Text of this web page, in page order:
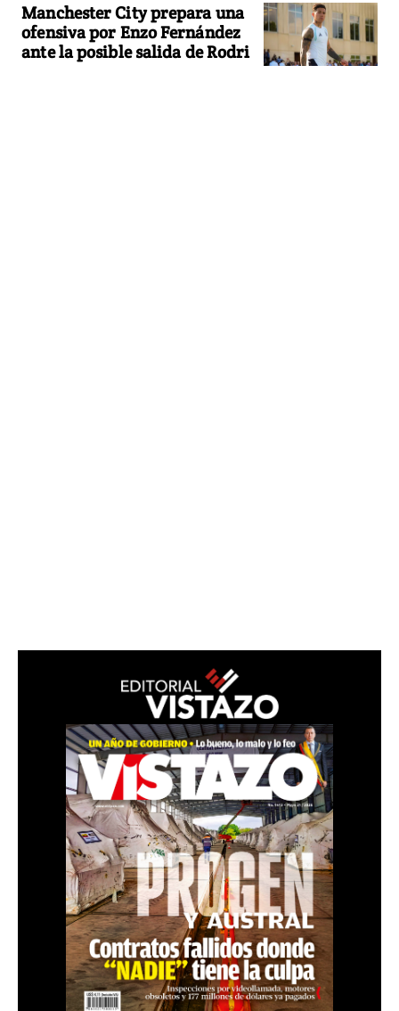
Manchester City prepara una
ofensiva por Enzo Fernández
ante la posible salida de Rodri